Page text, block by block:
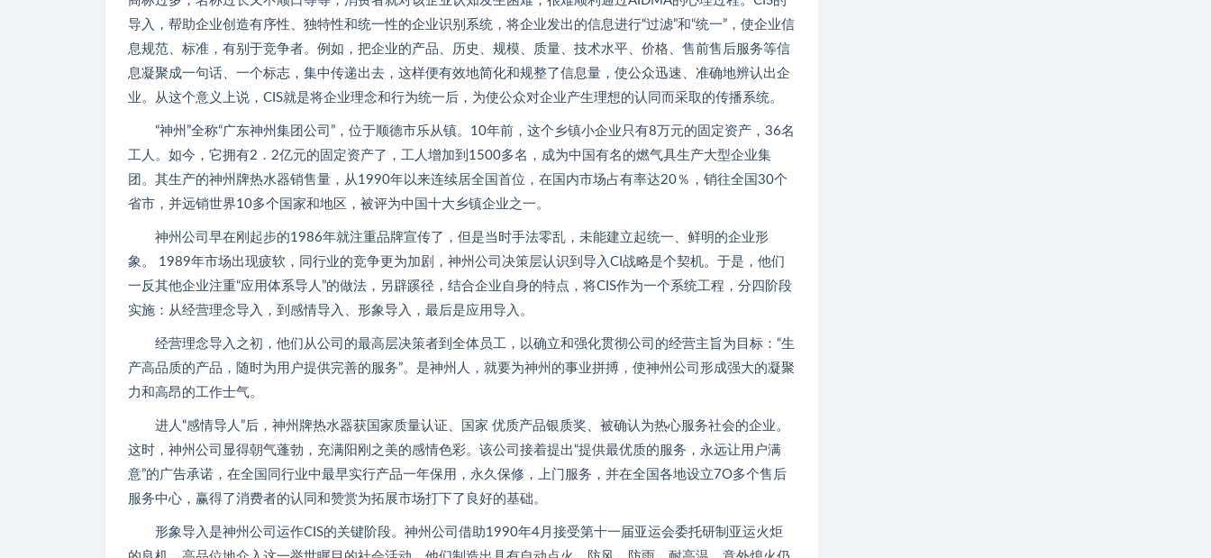
导入，帮助企业创造有序性、独特性和统一性的企业识别系统，将企业发出的信息进行“过滤”和“统一”，使企业信
息规范、标准，有别于竞争者。例如，把企业的产品、历史、规模、质量、技术水平、价格、售前售后服务等信
息凝聚成一句话、一个标志，集中传递出去，这样便有效地简化和规整了信息量，使公众迅速、准确地辨认出企
业。从这个意义上说，CIS就是将企业理念和行为统一后，为使公众对企业产生理想的认同而采取的传播系统。
“神州”全称“广东神州集团公司”，位于顺德市乐从镇。10年前，这个乡镇小企业只有8万元的固定资产，36名
工人。如今，它拥有2．2亿元的固定资产了，工人增加到1500多名，成为中国有名的燃气具生产大型企业集
团。其生产的神州牌热水器销售量，从1990年以来连续居全国首位，在国内市场占有率达20％，销往全国30个
省市，并远销世界10多个国家和地区，被评为中国十大乡镇企业之一。
神州公司早在刚起步的1986年就注重品牌宣传了，但是当时手法零乱，未能建立起统一、鲜明的企业形
象。 1989年市场出现疲软，同行业的竞争更为加剧，神州公司决策层认识到导入CI战略是个契机。于是，他们
一反其他企业注重“应用体系导人”的做法，另辟蹊径，结合企业自身的特点，将CIS作为一个系统工程，分四阶段
实施：从经营理念导入，到感情导入、形象导入，最后是应用导入。
经营理念导入之初，他们从公司的最高层决策者到全体员工，以确立和强化贯彻公司的经营主旨为目标：“生
产高品质的产品，随时为用户提供完善的服务”。是神州人，就要为神州的事业拼搏，使神州公司形成强大的凝聚
力和高昂的工作士气。
进人“感情导人”后，神州牌热水器获国家质量认证、国家 优质产品银质奖、被确认为热心服务社会的企业。
这时，神州公司显得朝气蓬勃，充满阳刚之美的感情色彩。该公司接着提出“提供最优质的服务，永远让用户满
意”的广告承诺，在全国同行业中最早实行产品一年保用，永久保修，上门服务，并在全国各地设立7O多个售后
服务中心，赢得了消费者的认同和赞赏为拓展市场打下了良好的基础。
形象导入是神州公司运作CIS的关键阶段。神州公司借助1990年4月接受第十一届亚运会委托研制亚运火炬